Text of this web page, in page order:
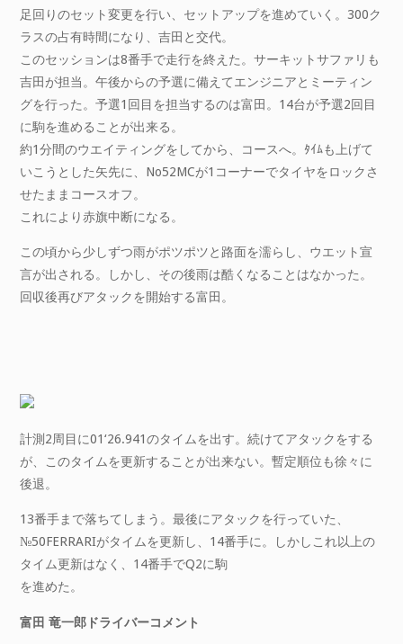
足回りのセット変更を行い、セットアップを進めていく。300ク
ラスの占有時間になり、吉田と交代。
このセッションは8番手で走行を終えた。サーキットサファリも
吉田が担当。午後からの予選に備えてエンジニアとミーティン
グを行った。予選1回目を担当するのは富田。14台が予選2回目
に駒を進めることが出来る。
約1分間のウエイティングをしてから、コースへ。ﾀｲﾑも上げて
いこうとした矢先に、No52MCが1コーナーでタイヤをロックさ
せたままコースオフ。
これにより赤旗中断になる。
この頃から少しずつ雨がポツポツと路面を濡らし、ウエット宣
言が出される。しかし、その後雨は酷くなることはなかった。
回収後再びアタックを開始する富田。
計測2周目に01‘26.941のタイムを出す。続けてアタックをする
が、このタイムを更新することが出来ない。暫定順位も徐々に
後退。
13番手まで落ちてしまう。最後にアタックを行っていた、
№50FERRARIがタイムを更新し、14番手に。しかしこれ以上の
タイム更新はなく、14番手でQ2に駒
を進めた。
富田 竜一郎ドライバーコメント